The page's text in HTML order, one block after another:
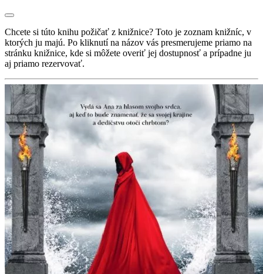
Chcete si túto knihu požičať z knižnice? Toto je zoznam knižníc, v
ktorých ju majú. Po kliknutí na názov vás presmerujeme priamo na
stránku knižnice, kde si môžete overiť jej dostupnosť a prípadne ju
aj priamo rezervovať.